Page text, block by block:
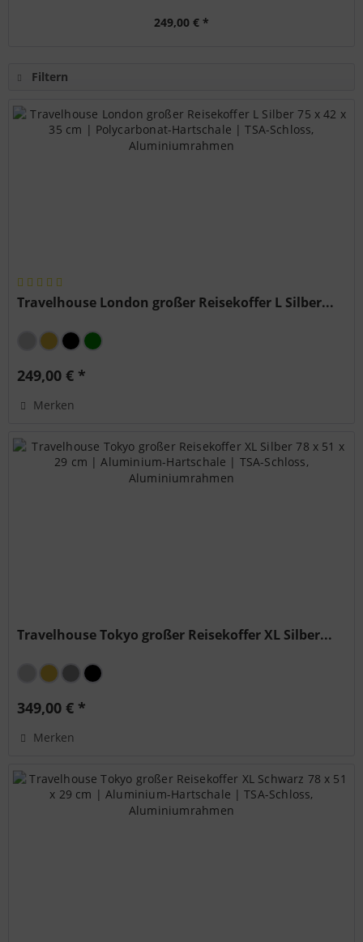
249,00 € *
Filtern
Travelhouse London großer Reisekoffer L Silber...
249,00 € *
Merken
Travelhouse Tokyo großer Reisekoffer XL Silber...
349,00 € *
Merken